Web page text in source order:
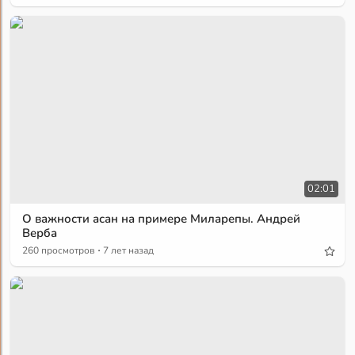
02:01
О важности асан на примере Миларепы. Андрей
Верба
260 просмотров · 7 лет назад